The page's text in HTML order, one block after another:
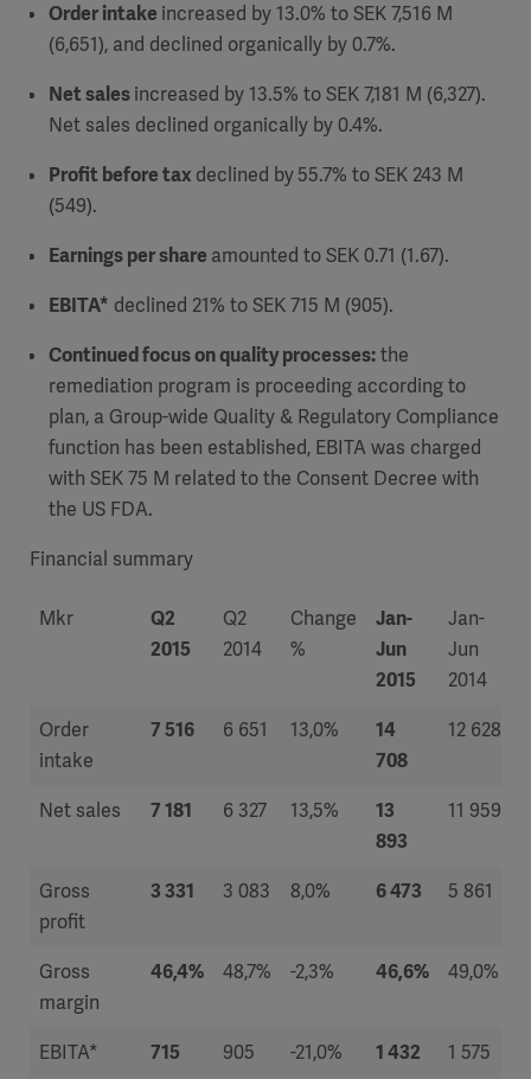
Order intake increased by 13.0% to SEK 7,516 M
(6,651), and declined organically by 0.7%.
Net salesincreased by 13.5% to SEK 7,181 M (6,327).
Net sales declined organically by 0.4%.
Profit before tax declined by55.7% to SEK 243 M
(549).
Earnings per share amounted to SEK 0.71 (1.67).
EBITA* declined 21% to SEK 715 M (905).
Continued focus on quality processes:the
remediation program is proceeding according to
plan, a Group-wide Quality & Regulatory Compliance
function has been established, EBITA was charged
with SEK 75 M related to the Consent Decree with
the US FDA.
Financial summary
Mkr
Q2
2015
Q2
2014
Change
%
Jan-
Jun
2015
Jan-
Jun
2014
Order
intake
7 516 6 651 13,0%
14
708
12 628
Net sales 7 181 6 327 13,5%
13
893
11 959
Gross
profit
3 331 3 083 8,0% 6 473 5 861
Gross
margin
46,4% 48,7% -2,3% 46,6% 49,0%
EBITA* 715 905 -21,0% 1 432 1 575